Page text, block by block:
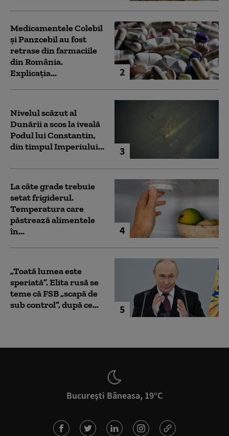
2
Medicamentele Colebil
și Panzcebil au fost
retrase din farmaciile
din România.
Explicația...
3
Nivelul scăzut al
Dunării a scos la iveală
Podul lui Constantin,
din timpul Imperiului...
4
La câte grade trebuie
setat frigiderul.
Temperatura care
păstrează alimentele
în...
5
„Toată lumea este
speriată”. Elita rusă se
teme că FSB „scapă de
sub control”, după ce...
București Băneasa, 19°C